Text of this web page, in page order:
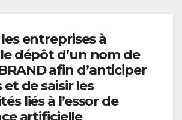
entreprises à
dépôt d’un nom de
afin d’anticiper
et de saisir les
liés à l’essor de